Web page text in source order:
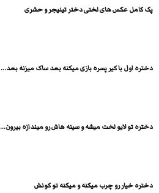
پک کامل عکس های لختی دختر تینیجر و حشری
دختره اول با کیر پسره بازی میکنه بعد ساک میزنه بعد...
دختره تو لایو لخت میشه و سینه هاش رو میندازه بیرون...
دختره خیار رو چرب میکنه و میکنه تو کونش